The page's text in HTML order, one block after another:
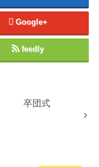
Google+
feedly
卒団式